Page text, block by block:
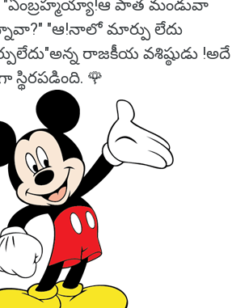
పాత మండువా
"ఆ!నాలో మార్పు లేదు
రాజకీయ వశిష్ఠుడు !అదే
🌹